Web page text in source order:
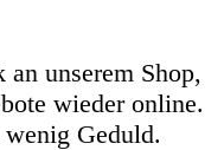
unserem Shop,
wieder online.
Geduld.